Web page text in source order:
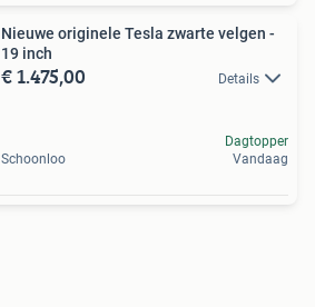
Nieuwe originele Tesla zwarte velgen -
19 inch
€ 1.475,00 Details
Schoonloo
Dagtopper
Vandaag